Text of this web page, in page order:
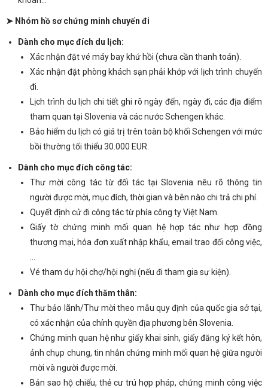
➤ Nhóm hồ sơ chứng minh chuyến đi
Dành cho mục đích du lịch:
Xác nhận đặt vé máy bay khứ hồi (chưa cần thanh toán).
Xác nhận đặt phòng khách sạn phải khớp với lịch trình chuyến
đi.
Lịch trình du lịch chi tiết ghi rõ ngày đến, ngày đi, các địa điểm
tham quan tại Slovenia và các nước Schengen khác.
Bảo hiểm du lịch có giá trị trên toàn bộ khối Schengen với mức
bồi thường tối thiểu 30.000 EUR.
Dành cho mục đích công tác:
Thư mời công tác từ đối tác tại Slovenia nêu rõ thông tin
người được mời, mục đích, thời gian và bên nào chi trả chi phí.
Quyết định cử đi công tác từ phía công ty Việt Nam.
Giấy tờ chứng minh mối quan hệ hợp tác như hợp đồng
thương mại, hóa đơn xuất nhập khẩu, email trao đổi công việc,
Vé tham dự hội chợ/hội nghị (nếu đi tham gia sự kiện).
Dành cho mục đích thăm thân:
Thư bảo lãnh/Thư mời theo mẫu quy định của quốc gia sở tại,
có xác nhận của chính quyền địa phương bên Slovenia.
Chứng minh quan hệ như giấy khai sinh, giấy đăng ký kết hôn,
ảnh chụp chung, tin nhắn chứng minh mối quan hệ giữa người
mời và người được mời.
Bản sao hộ chiếu, thẻ cư trú hợp pháp, chứng minh công việc